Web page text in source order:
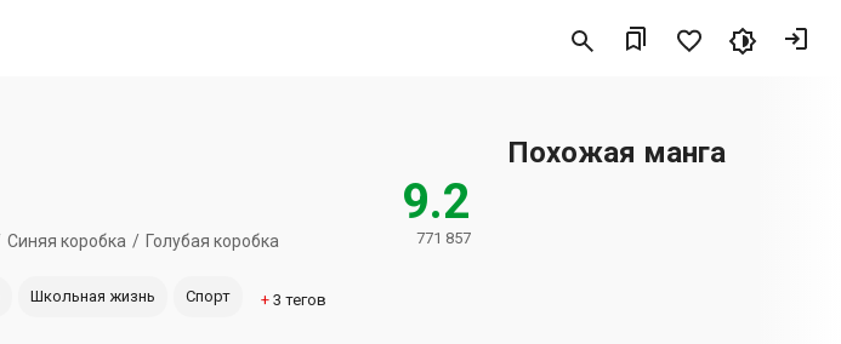
Синяя коробка Голубая коробка
9.2
771 857
Школьная жизнь Спорт + 3 тегов
Похожая манга